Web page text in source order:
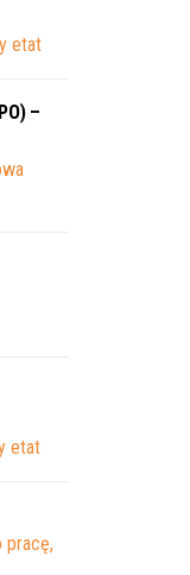
etat
–
etat
pracę,